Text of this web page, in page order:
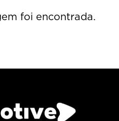
foi encontrada.